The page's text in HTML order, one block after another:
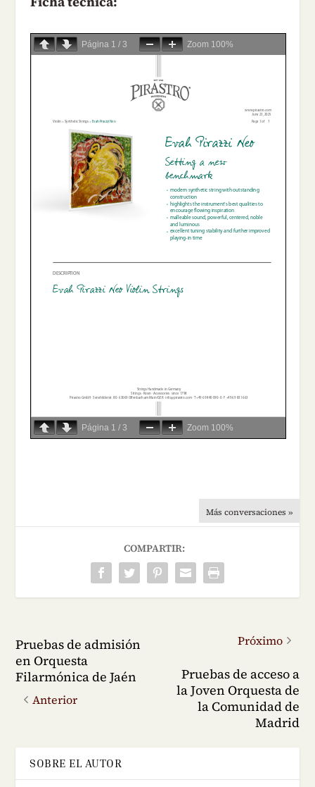
Página 1 / 3 Zoom 100%
Página 1 / 3 Zoom 100%
Más conversaciones »
COMPARTIR:
Pruebas de admisión
en Orquesta
Filarmónica de Jaén
Anterior
Próximo
Pruebas de acceso a
la Joven Orquesta de
la Comunidad de
Madrid
SOBRE EL AUTOR